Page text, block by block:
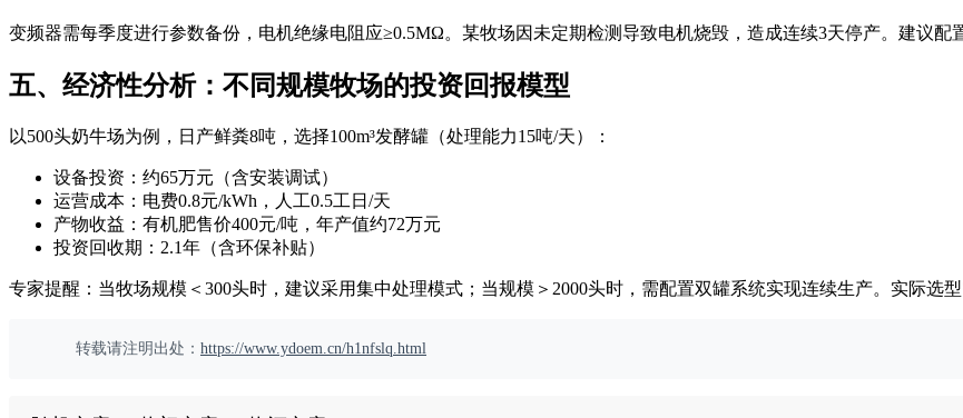
变频器需每季度进行参数备份，电机绝缘电阻应≥0.5MΩ。某牧场因未定期检测导致电机烧毁，造成连续3天停产。建议配
五、经济性分析：不同规模牧场的投资回报模型
以500头奶牛场为例，日产鲜粪8吨，选择100m³发酵罐（处理能力15吨/天）：
设备投资：约65万元（含安装调试）
运营成本：电费0.8元/kWh，人工0.5工日/天
产物收益：有机肥售价400元/吨，年产值约72万元
投资回收期：2.1年（含环保补贴）
专家提醒：当牧场规模＜300头时，建议采用集中处理模式；当规模＞2000头时，需配置双罐系统实现连续生产。实际选
转载请注明出处： https://www.ydoem.cn/h1nfslq.html